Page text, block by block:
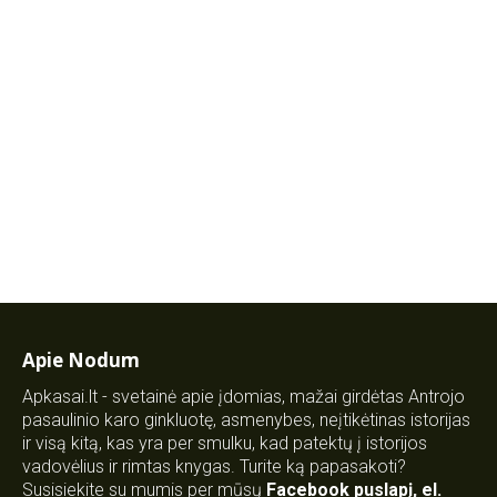
Apie Nodum
Apkasai.lt - svetainė apie įdomias, mažai girdėtas Antrojo
pasaulinio karo ginkluotę, asmenybes, neįtikėtinas istorijas
ir visą kitą, kas yra per smulku, kad patektų į istorijos
vadovėlius ir rimtas knygas. Turite ką papasakoti?
Susisiekite su mumis per mūsų Facebook puslapį, el.